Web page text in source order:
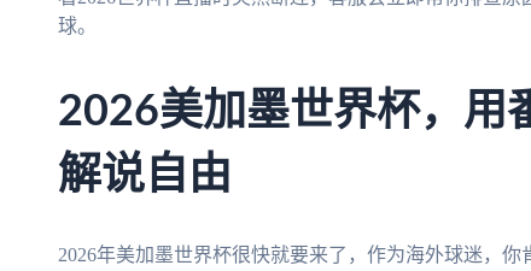
球。
2026美加墨世界杯，用
解说自由
2026年美加墨世界杯很快就要来了，作为海外球迷，